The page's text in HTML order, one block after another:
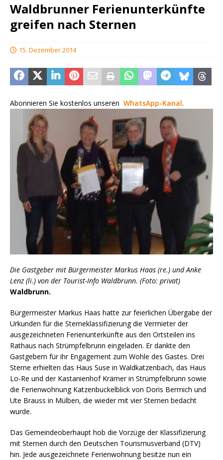
Waldbrunner Ferienunterkünfte
greifen nach Sternen
15. Dezember 2014
Abonnieren Sie kostenlos unseren WhatsApp-Kanal.
Die Gastgeber mit Bürgermeister Markus Haas (re.) und Anke
Lenz (li.) von der Tourist-Info Waldbrunn. (Foto: privat)
Waldbrunn.
Bürgermeister Markus Haas hatte zur feierlichen Übergabe der
Urkunden für die Sterneklassifizierung die Vermieter der
ausgezeichneten Ferienunterkünfte aus den Ortsteilen ins
Rathaus nach Strümpfelbrunn eingeladen. Er dankte den
Gastgebern für ihr Engagement zum Wohle des Gastes. Drei
Sterne erhielten das Haus Suse in Waldkatzenbach, das Haus
Lo-Re und der Kastanienhof Krämer in Strümpfelbrunn sowie
die Ferienwohnung Katzenbuckelblick von Doris Bermich und
Ute Brauss in Mülben, die wieder mit vier Sternen bedacht
wurde.
Das Gemeindeoberhaupt hob die Vorzüge der Klassifizierung
mit Sternen durch den Deutschen Tourismusverband (DTV)
hin. Jede ausgezeichnete Ferienwohnung besitze nun ein